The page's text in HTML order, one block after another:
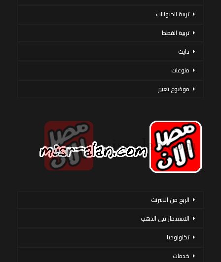
تربية الحيوانات
تربية القطط
دايت
منوعات
موضوع تعبير
الربح من الانترنت
الاستثمار فى الذهب
تكنولوجيا
خدمات